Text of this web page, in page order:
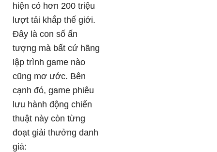
hiện có hơn 200 triệu
lượt tải khắp thế giới.
Đây là con số ấn
tượng mà bất cứ hãng
lập trình game nào
cũng mơ ước. Bên
cạnh đó, game phiêu
lưu hành động chiến
thuật này còn từng
đoạt giải thưởng danh
giá: